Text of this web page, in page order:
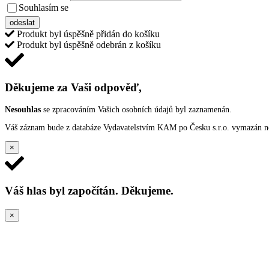
Souhlasím se
odeslat
Produkt byl úspěšně přidán do košíku
Produkt byl úspěšně odebrán z košíku
Děkujeme za Vaši odpověď,
Nesouhlas se zpracováním Vašich osobních údajů byl zaznamenán.
Váš záznam bude z databáze Vydavatelstvím KAM po Česku s.r.o. vymazán
×
Váš hlas byl započítán. Děkujeme.
×